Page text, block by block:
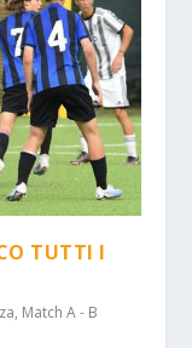
15
TUTTI I
, Match A - B